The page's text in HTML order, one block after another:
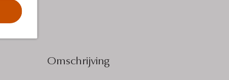
Omschrijving